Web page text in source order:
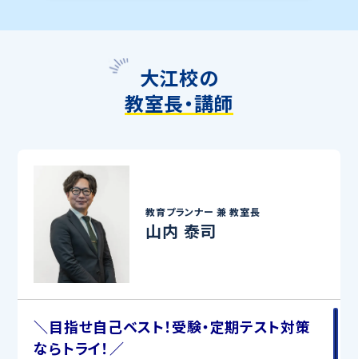
大江校の
教室長・講師
教育プランナー 兼教室長
山内 泰司
＼目指せ自己ベスト！受験・定期テスト対策
ならトライ！／